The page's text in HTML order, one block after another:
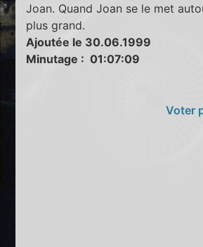
Joan. Quand Joan se le met
plus grand.
Ajoutée le 30.06.1999
Minutage : 01:07:09
Voter